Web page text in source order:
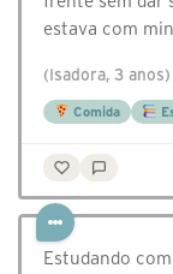
estava com
(Isadora, 3 anos)
Comida
Estudando